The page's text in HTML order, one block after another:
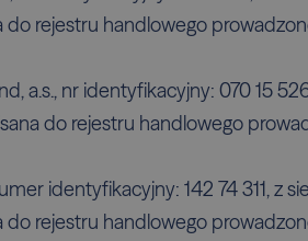
rejestru handlowego
a.s., nr identyfikacyjny: 070 15
do rejestru handlowego
identyfikacyjny: 142 74 311, z
rejestru handlowego